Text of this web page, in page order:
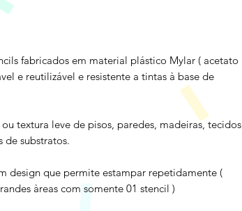
fabricados em material plástico Mylar ( acetato
e reutilizável e resistente a tintas à base de
textura leve de pisos, paredes, madeiras, tecidos
de substratos.
design que permite estampar repetidamente (
àreas com somente 01 stencil )